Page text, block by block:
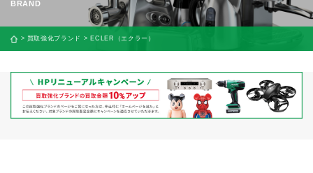
24時間365日受付
買取に関する質問や相談もすぐにできて便利
簡単操作！LINE査定
買取強化ブランド ECLER（エクラー）